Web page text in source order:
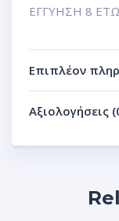
ΕΓΓΥΗΣΗ 8
Επιπλέον
Αξιολογήσεις